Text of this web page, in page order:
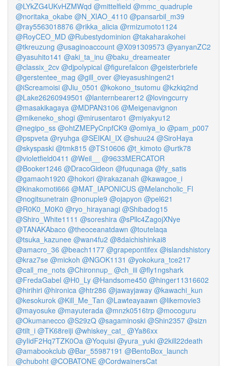
@LYkZG4UKvHZMWqd @mittelfield @mmc_quadruple
@noritaka_okabe @N_XIAO_4110 @pansarbil_m39
@ray5563018876 @rikka_alicia @rmizumoto1124
@RoyCEO_MD @Rubestydominion @takaharakohei
@tkreuzung @usaginoaccount @X091309573 @yanyanZC2
@yasuhito141 @aki_ta_inu @baku_dreameater
@classix_2cv @djpolypical @figurefalcon @geisterbriefe
@gerstentee_mag @gill_over @ieyasushingen21
@iScreamoisi @Jiu_0501 @kokono_tsutomu @kzkiq2nd
@Lake26260949501 @lanternbearer12 @lovingcurry
@masakikagaya @MDPAN3106 @Meigenavignon
@mikeneko_shogi @mirusentaro1 @miyakyu12
@negipo_ss @ohtZMEPyCnpfCK9 @omiya_io @pam_p007
@pspveta @ryuhga @SEIKAI_IX @shuu24 @SiroHaya
@skyspaski @tmk815 @TS10606 @t_kimoto @urtk78
@violetfield0411 @Weil__
@9633MERCATOR
@Booker1246 @DracoGideon @fuqunaga @fy_satis
@gamaoh1920 @hokori @irakazanah @kawagoe_i
@kinakomoti666 @MAT_IAPONICUS @Melancholic_Fl
@nogitsunetrain @nonuple9 @ojapyon @pel621
@R0K0_M0K0 @ryo_hirayanagi @Shibadog15
@Shiro_White1111 @soreshira @sPllc4ZagojXNye
@TANAKAbaco @theoceanatdawn @toutelaqa
@tsuka_kazunee @wan4fu2 @8daichishinkai8
@amacro_36 @beach1177 @grapepontifex @islandshistory
@kraz7se @mickoh @NGOK1131 @yokokura_tce217
@call_me_nots @Chironnup_ @ch_iii @fly1ngshark
@FredaGabel @H0_Ly @Handsome450 @hinger11316602
@hirihiri @hironica @htr286 @jawayjaway @kawachi_kun
@kesokurok @Kill_Me_Tan @Lawteayaawn @likemovie3
@mayosuke @mayuterada @mnzk0516trp @mocoguru
@Okumanecco @S29zQ @sagaminoski @Shin2357 @sizn
@tilt_i @TK68reiji @whiskey_cat_ @Ya86xx
@yIidF2Hq7TZK0Oa @Yoquisi @yura_yuki @2kill22death
@amabookclub @Bar_55987191 @BentoBox_launch
@chuboht @COBATONE @CordwainersCat